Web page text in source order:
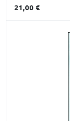
21,00 €